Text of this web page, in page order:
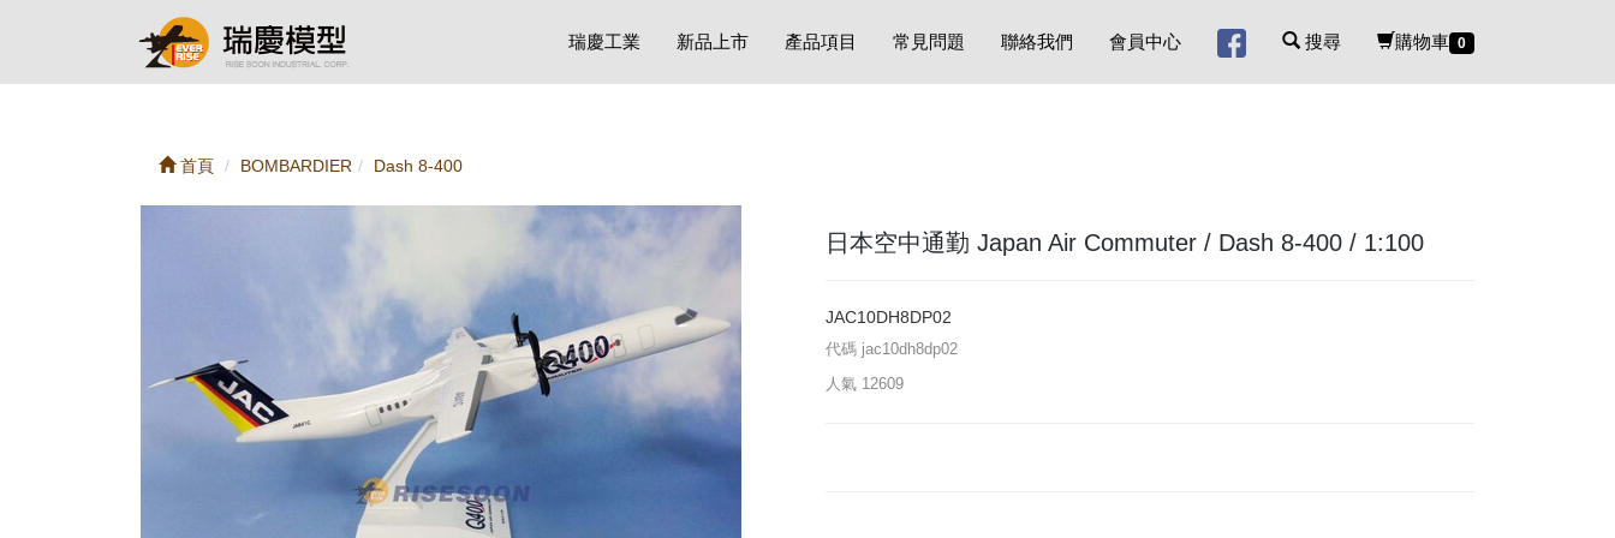
瑞慶工業 新品上市 產品項目 常見問題 聯絡我們 會員中心 搜尋 購物車 0
首頁 BOMBARDIER Dash 8-400
日本空中通勤 Japan Air Commuter / Dash 8-400 / 1:100
JAC10DH8DP02
代碼 jac10dh8dp02
人氣 12609